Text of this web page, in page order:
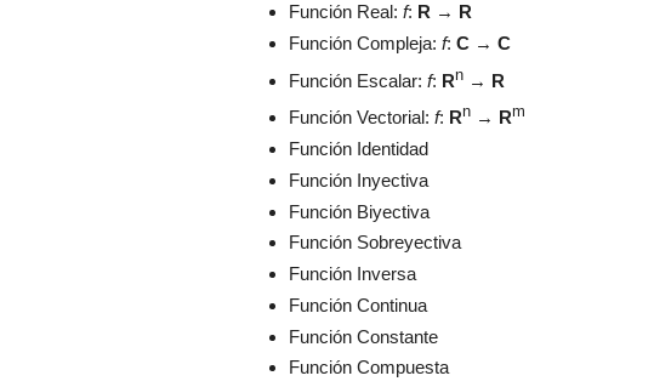
Función Real: f: R → R
Función Compleja: f: C→ C
Función Escalar: f: Rn→ R
Función Vectorial: f: Rn→ Rm
Función Identidad
Función Inyectiva
Función Biyectiva
Función Sobreyectiva
Función Inversa
Función Continua
Función Constante
Función Compuesta